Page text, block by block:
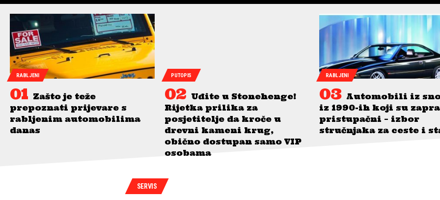
RABLJENI
Zašto je teže
prepoznati prijevare s
rabljenim automobilima
danas
PUTOPIS
Uđite u Stonehenge!
Rijetka prilika za
posjetitelje da kroče u
drevni kameni krug,
obično dostupan samo VIP
osobama
RABLJENI
Automobili iz
iz 1990-ih koji su
pristupačni – izbor
stručnjaka za ceste i
SERVIS